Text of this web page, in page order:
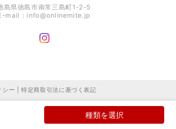
島県徳島市南常三島町1-2-5
mail： info@onlinemite.jp
シー |特定商取引法に基づく表記
種類を選択